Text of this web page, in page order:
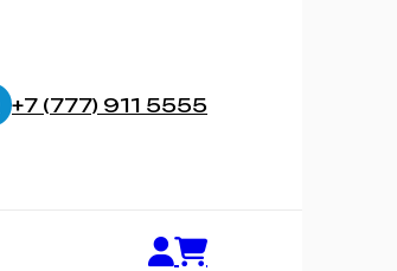
+7 (777) 911 5555